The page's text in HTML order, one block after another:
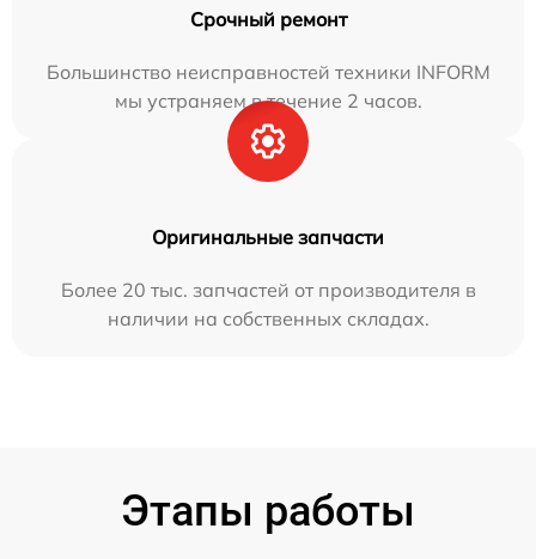
Срочный ремонт
Большинство неисправностей техники INFORM
мы устраняем в течение 2 часов.
Оригинальные запчасти
Более 20 тыс. запчастей от производителя в
наличии на собственных складах.
Этапы работы